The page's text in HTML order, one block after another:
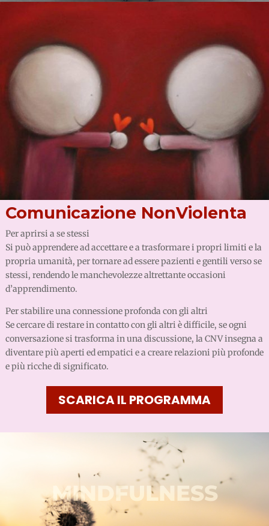
Comunicazione NonViolenta
Per aprirsi a se stessi
Si può apprendere ad accettare e a trasformare i propri limiti e la
propria umanità, per tornare ad essere pazienti e gentili verso se
stessi, rendendo le manchevolezze altrettante occasioni
d’apprendimento.
Per stabilire una connessione profonda con gli altri
Se cercare di restare in contatto con gli altri è difficile, se ogni
conversazione si trasforma in una discussione, la CNV insegna a
diventare più aperti ed empatici e a creare relazioni più profonde
e più ricche di significato.
SCARICA IL PROGRAMMA
MINDFULNESS